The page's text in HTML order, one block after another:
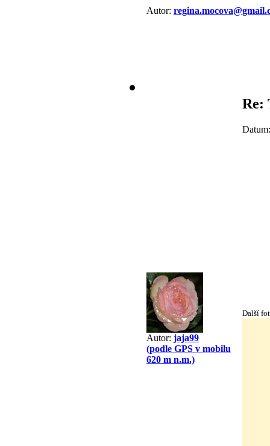
Autor:
Autor: jaja99
(podle GPS v mobilu
620 m n.m.)
Re:
Další